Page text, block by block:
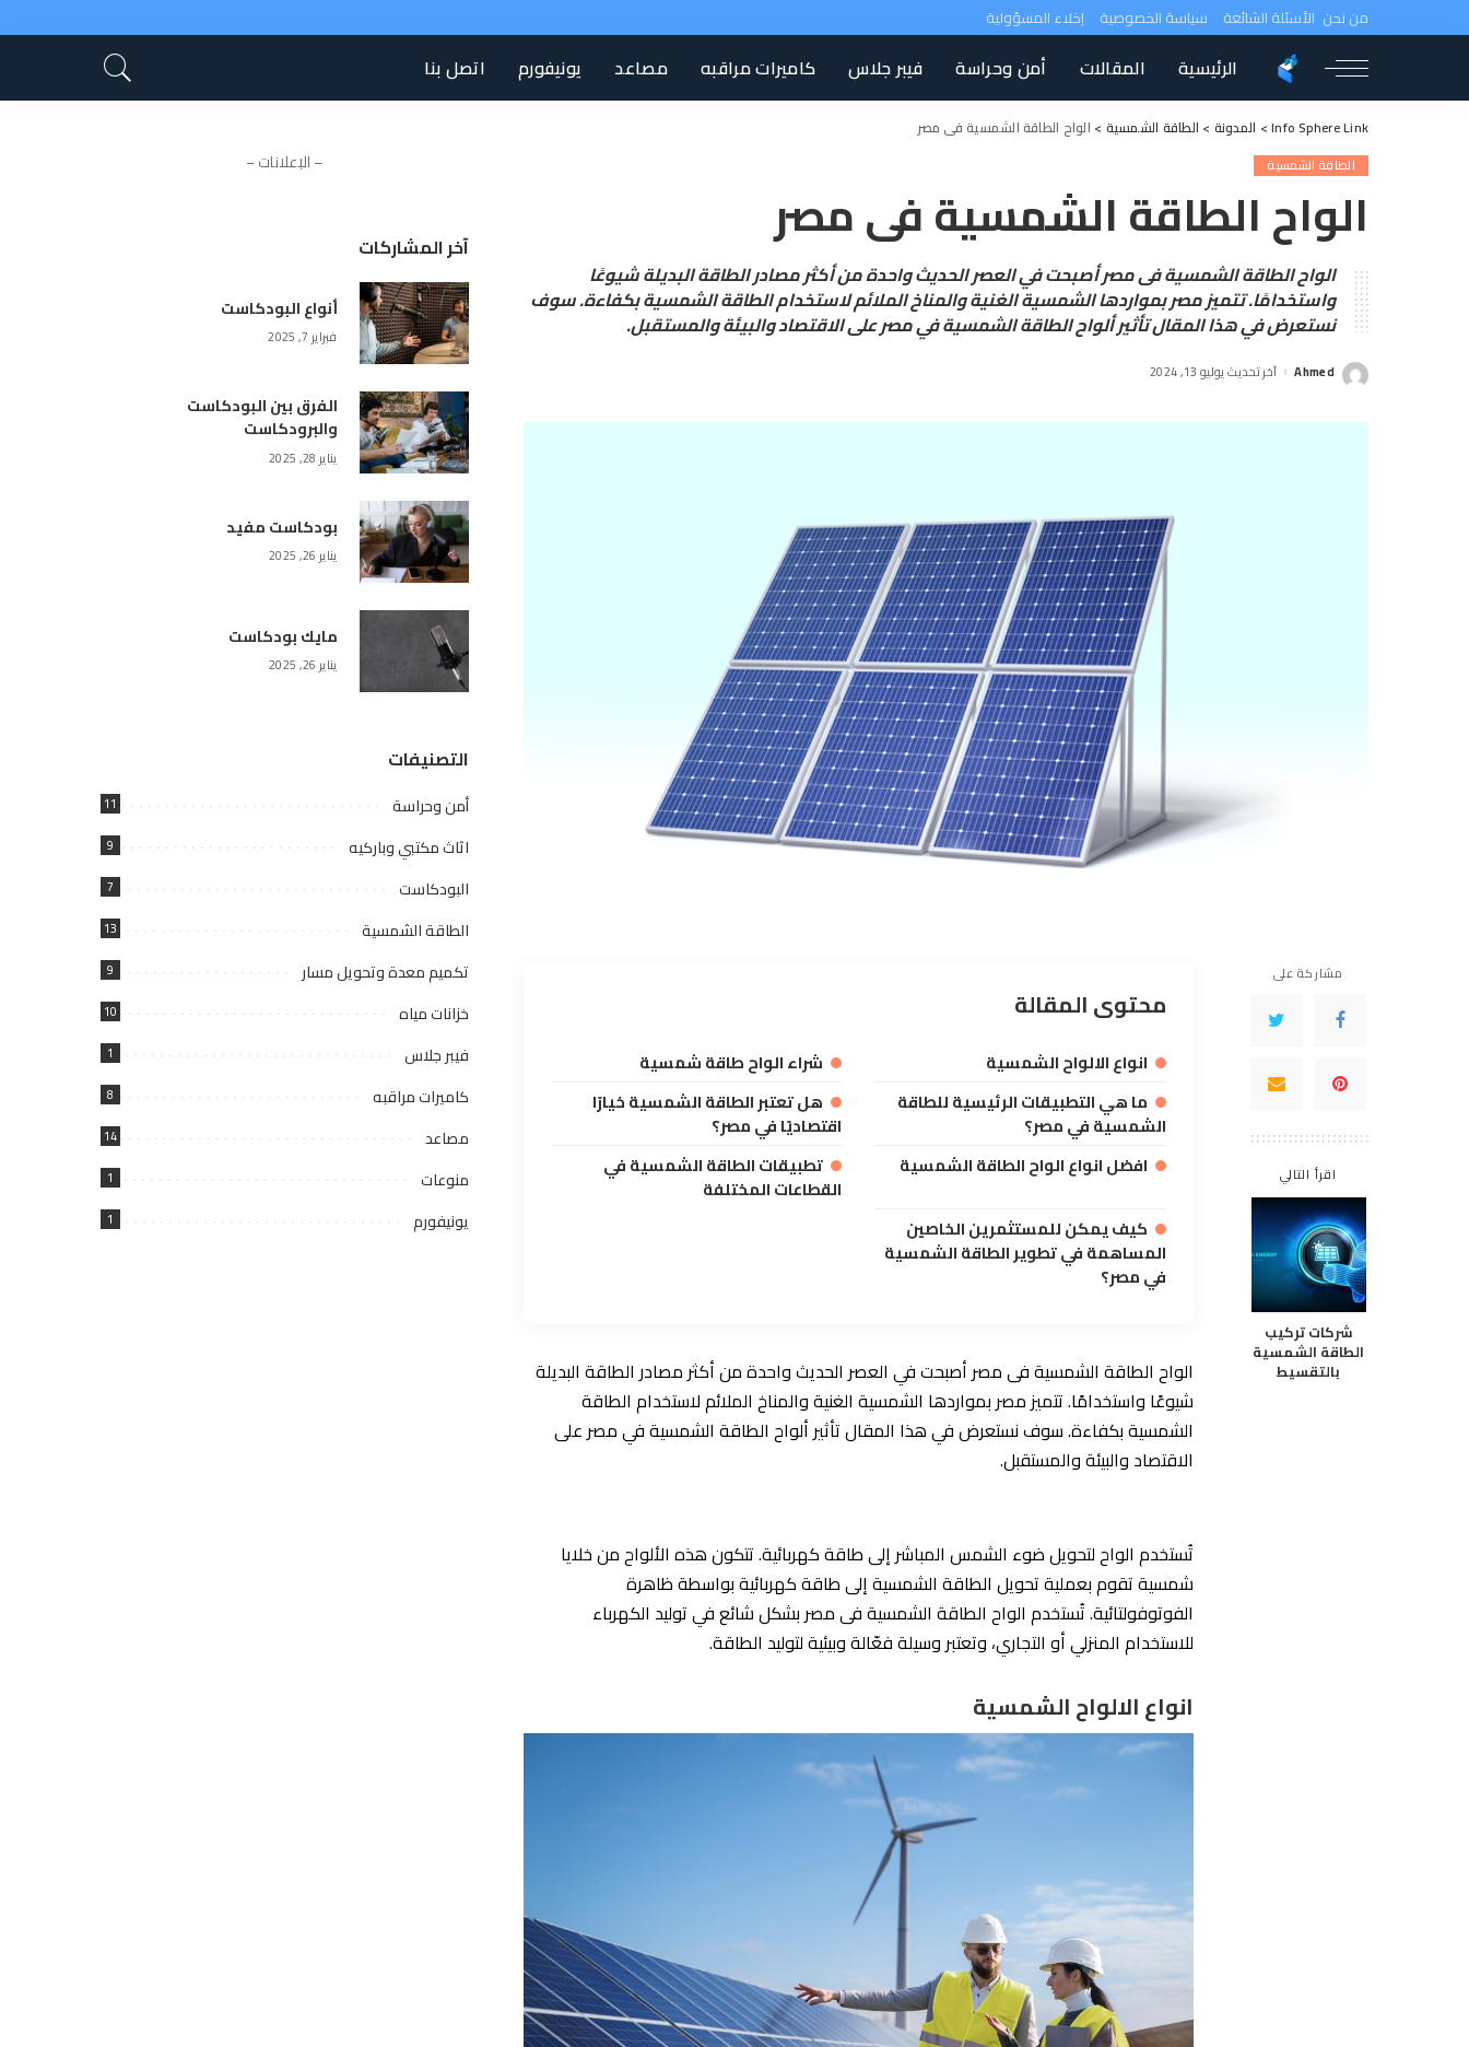
من نحن الأسئلة الشائعة سياسة الخصوصية إخلاء المسؤولية
الرئيسية المقالات أمن وحراسة فيبر جلاس كاميرات مراقبه مصاعد يونيفورم اتصل بنا
Info Sphere Link
> المدونة > الطاقة الشمسية > الواح الطاقة الشمسية فى مصر
الطاقة الشمسية
الواح الطاقة الشمسية فى مصر
الواح الطاقة الشمسية فى مصر أصبحت في العصر الحديث واحدة من أكثر مصادر الطاقة البديلة شيوعًا
واستخدامًا. تتميز مصر بمواردها الشمسية الغنية والمناخ الملائم لاستخدام الطاقة الشمسية بكفاءة. سوف
نستعرض في هذا المقال تأثير ألواح الطاقة الشمسية في مصر على الاقتصاد والبيئة والمستقبل.
Posted
Ahmed آخر تحديث يوليو 13, 2024
مشاركة على
اقرأ التالي
شركات تركيب
الطاقة الشمسية
بالتقسيط
محتوى المقالة
انواع الالواح الشمسية
شراء الواح طاقة شمسية
ما هي التطبيقات الرئيسية للطاقة
الشمسية في مصر؟
هل تعتبر الطاقة الشمسية خيارًا
اقتصاديًا في مصر؟
افضل انواع الواح الطاقة الشمسية
تطبيقات الطاقة الشمسية في
القطاعات المختلفة
كيف يمكن للمستثمرين الخاصين
المساهمة في تطوير الطاقة الشمسية
في مصر؟
الواح الطاقة الشمسية فى مصر أصبحت في العصر الحديث واحدة من أكثر مصادر الطاقة البديلة
شيوعًا واستخدامًا. تتميز مصر بمواردها الشمسية الغنية والمناخ الملائم لاستخدام الطاقة
الشمسية بكفاءة. سوف نستعرض في هذا المقال تأثير ألواح الطاقة الشمسية في مصر على
الاقتصاد والبيئة والمستقبل.
تُستخدم الواح لتحويل ضوء الشمس المباشر إلى طاقة كهربائية. تتكون هذه الألواح من خلايا
شمسية تقوم بعملية تحويل الطاقة الشمسية إلى طاقة كهربائية بواسطة ظاهرة
الفوتوفولتائية. تُستخدم الواح الطاقة الشمسية فى مصر بشكل شائع في توليد الكهرباء
للاستخدام المنزلي أو التجاري، وتعتبر وسيلة فعّالة وبيئية لتوليد الطاقة.
انواع الالواح الشمسية
– الإعلانات –
آخر المشاركات
أنواع البودكاست
فبراير 7, 2025
الفرق بين البودكاست
والبرودكاست
يناير 28, 2025
بودكاست مفيد
يناير 26, 2025
مايك بودكاست
يناير 26, 2025
التصنيفات
أمن وحراسة 11
اثاث مكتبي وباركيه 9
البودكاست 7
الطاقة الشمسية 13
تكميم معدة وتحويل مسار 9
خزانات مياه 10
فيبر جلاس 1
كاميرات مراقبه 8
مصاعد 14
منوعات 1
يونيفورم 1